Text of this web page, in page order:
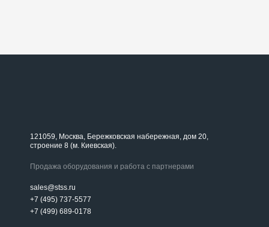
121059, Москва, Бережковская набережная, дом 20,
строение 8 (м. Киевская).
Продажа оборудования и работа с партнерами
sales@stss.ru
+7 (495) 737-5577
+7 (499) 689-0178